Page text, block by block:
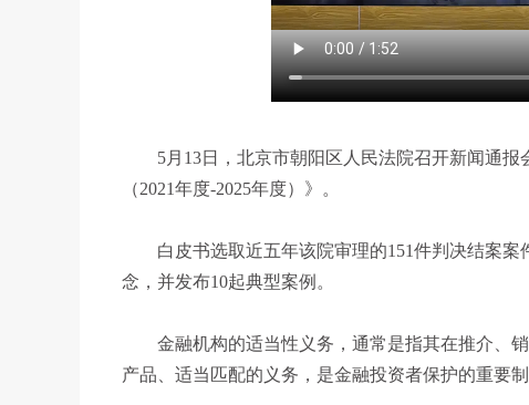
5月13日，北京市朝阳区人民法院召开新闻通报
（2021年度-2025年度）》。
白皮书选取近五年该院审理的151件判决结案案
念，并发布10起典型案例。
金融机构的适当性义务，通常是指其在推介、销
产品、适当匹配的义务，是金融投资者保护的重要制